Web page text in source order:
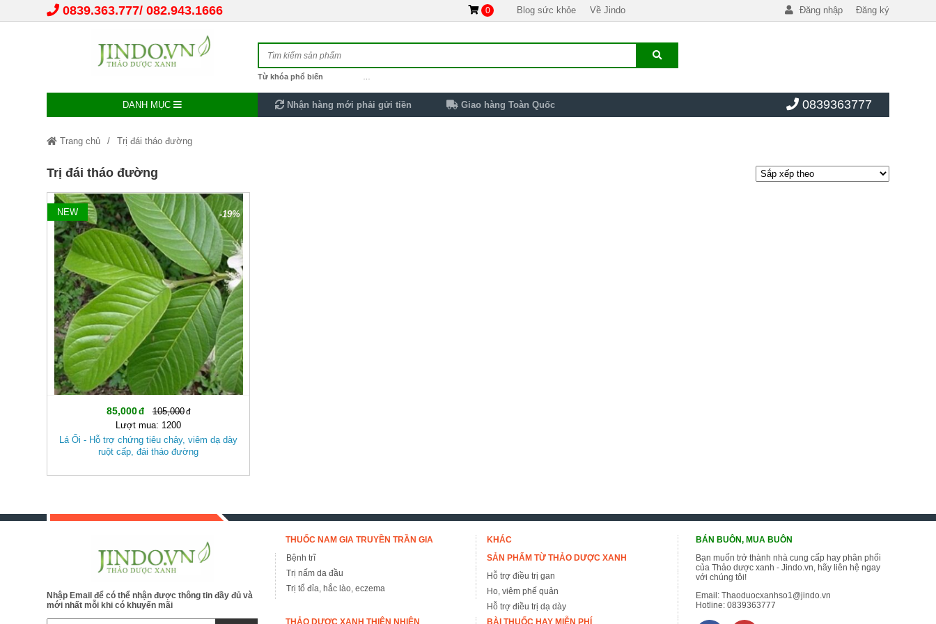
0839.363.777 082.943.1666 0 Blog sức khỏe Về Jindo Đăng nhập Đăng ký
Từ khóa phổ biến
DANH MỤC Nhận hàng mới phải gửi tiền Giao hàng Toàn Quốc 0839363777
Trang chủ Trị đái tháo đường
Trị đái tháo đường
-19%
NEW
85,000
105,000
Lượt mua: 1200
Lá Ổi - Hỗ trợ chứng tiêu chảy, viêm dạ dày
ruột cấp, đái tháo đường
Nhập Email để có thể nhận được thông tin đầy đủ và
mới nhất mỗi khi có khuyến mãi
THUỐC NAM GIA TRUYỀN TRẦN GIA
Bệnh trĩ
Trị nấm da đầu
Trị tổ đỉa, hắc lào, eczema
KHÁC
SẢN PHẨM TỪ THẢO DƯỢC XANH
Hỗ trợ điều trị gan
Ho, viêm phế quản
Hỗ trợ điều trị dạ dày
THẢO DƯỢC XANH THIÊN NHIÊN
BÀI THUỐC HAY MIỄN PHÍ
BÁN BUÔN, MUA BUÔN
Bạn muốn trở thành nhà cung cấp hay phân phối
của Thảo dược xanh - Jindo.vn, hãy liên hệ ngay
với chúng tôi!
Email:Thaoduocxanhso1@jindo.vn
Hotline:0839363777